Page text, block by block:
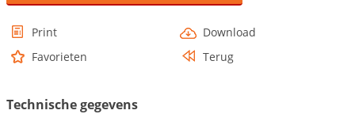
Print
Download
Favorieten
Terug
Technische gegevens